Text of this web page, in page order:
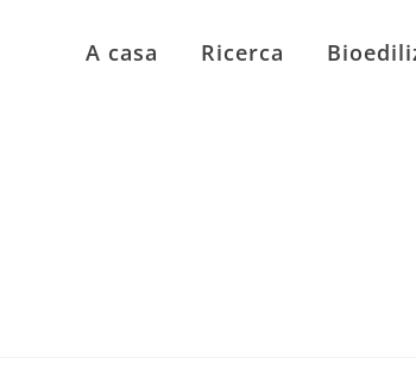
A casa Ricerca